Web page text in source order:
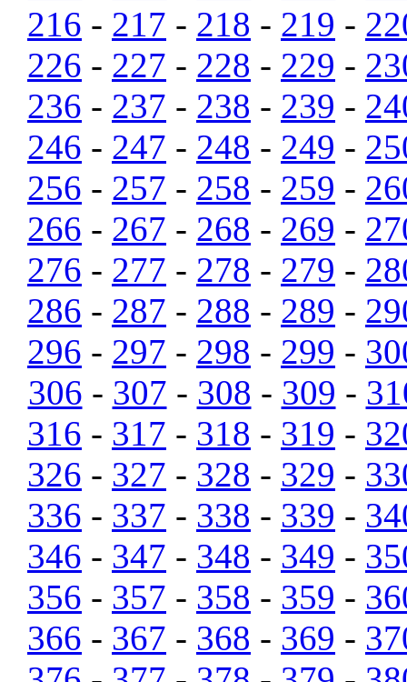
216 - 217 - 218 - 219 -
226 - 227 - 228 - 229 -
236 - 237 - 238 - 239 -
246 - 247 - 248 - 249 -
256 - 257 - 258 - 259 -
266 - 267 - 268 - 269 -
276 - 277 - 278 - 279 -
286 - 287 - 288 - 289 -
296 - 297 - 298 - 299 -
306 - 307 - 308 - 309 -
316 - 317 - 318 - 319 -
326 - 327 - 328 - 329 -
336 - 337 - 338 - 339 -
346 - 347 - 348 - 349 -
356 - 357 - 358 - 359 -
366 - 367 - 368 - 369 -